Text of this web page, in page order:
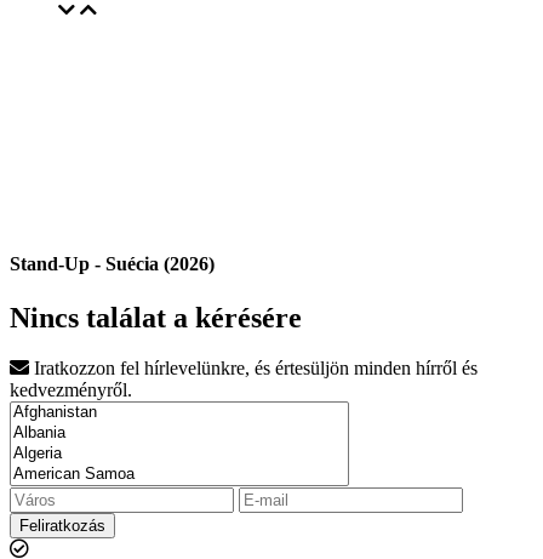
Stand-Up - Suécia (2026)
Nincs találat a kérésére
Iratkozzon fel hírlevelünkre, és értesüljön minden hírről és
kedvezményről.
Feliratkozás